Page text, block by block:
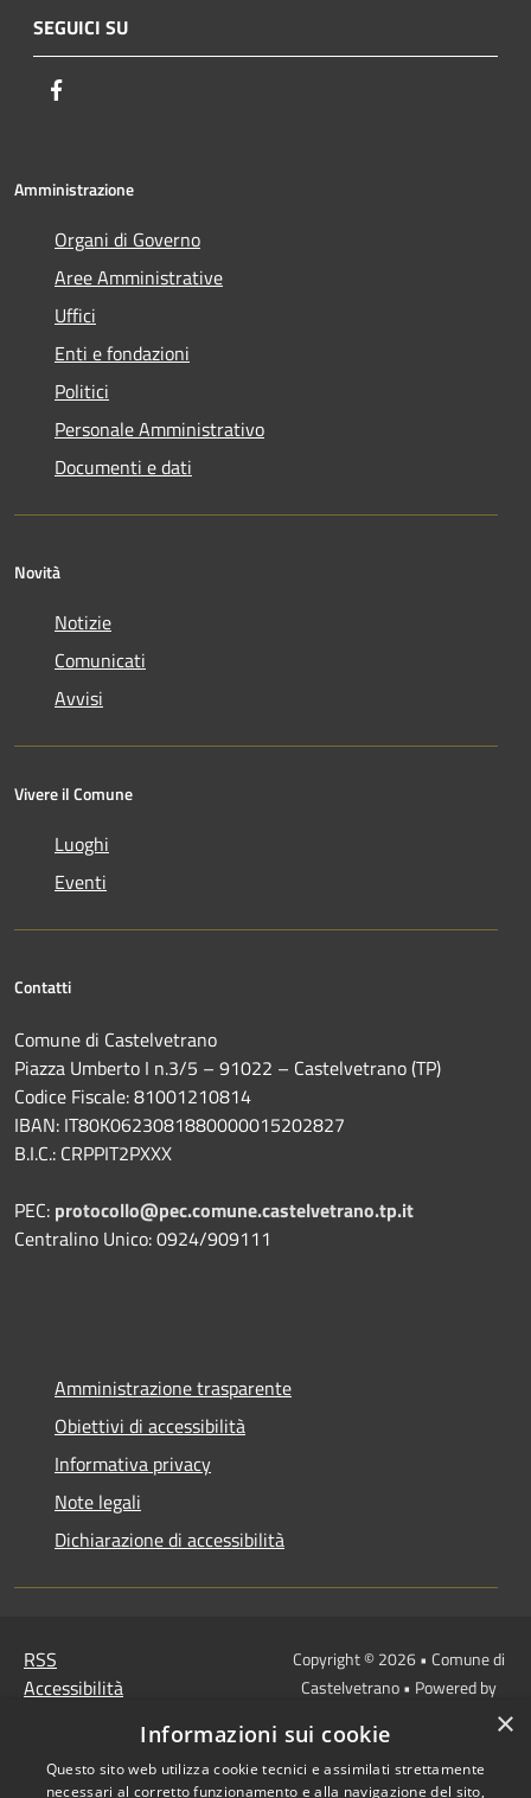
SEGUICI SU
Amministrazione
Organi di Governo
Aree Amministrative
Uffici
Enti e fondazioni
Politici
Personale Amministrativo
Documenti e dati
Novità
Notizie
Comunicati
Avvisi
Vivere il Comune
Luoghi
Eventi
Contatti
Comune di Castelvetrano
Piazza Umberto I n.3/5 – 91022 – Castelvetrano (TP)
Codice Fiscale: 81001210814
IBAN: IT80K0623081880000015202827
B.I.C.: CRPPIT2PXXX
PEC: protocollo@pec.comune.castelvetrano.tp.it
Centralino Unico: 0924/909111
Amministrazione trasparente
Obiettivi di accessibilità
Informativa privacy
Note legali
Dichiarazione di accessibilità
RSS
Accessibilità
Mappa del sito
Copyright © 2026 • Comune di
Castelvetrano • Powered by
redazione
×
Informazioni sui cookie
Questo sito web utilizza cookie tecnici e assimilati strettamente
necessari al corretto funzionamento e alla navigazione del sito,